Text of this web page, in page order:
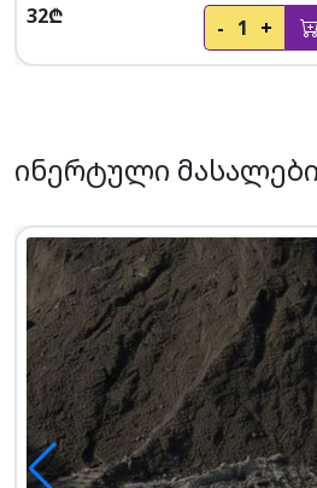
32₾ - 1 +
ინერტული მასალები